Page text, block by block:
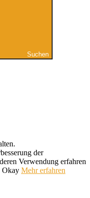
Suchen
der
Verwendung erfahren
Okay Mehr erfahren